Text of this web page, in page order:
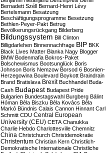
Bernadett Széll Bernard-Henri Lévy
Bertelsmann Besatzung
Beschäftigungsprogramme Besetzung
Bethlen-Peyer-Pakt Betrug
Bevölkerungsrückgang Bilderberg
Bildungssystem Bill Clinton
Billigdarlehen Binnennachfrage BIP BKK
Black Lives Matter Blanka Nagy Blogger
BMW Bodenmafia Bokros-Paket
Bolschewismus Bootsunglück Boris
Johnson Boris Nemzow Borsod 6 Bosnien-
Herzegowina Boulevard Boykott Braindrain
Brand Bratislava Brexit Buchhandel Buda-
Cash Budapest Budapest Pride
Bulgarien Bundestagswahl Burgberg Bálint
Hóman Béla Biszku Béla Kovács Béla
Markó Bündnis Calais Cannon Hinnant Carl
Schmitt CDU Central European
University (CEU) CETA Chanukka
Charlie Hebdo Charlottesville Chemnitz
China Christchurch Christdemokratie
Christentum Christian Kern Christlich-
Demokratische Internationale Christliche